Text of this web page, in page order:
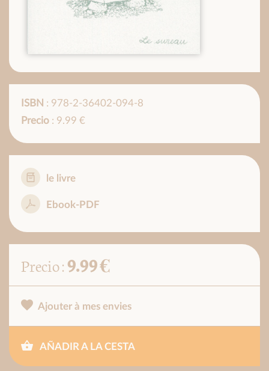
ISBN : 978-2-36402-094-8
Precio : 9.99 €
le livre
Ebook-PDF
Precio :9.99 €
Ajouter à mes envies
AÑADIR A LA CESTA